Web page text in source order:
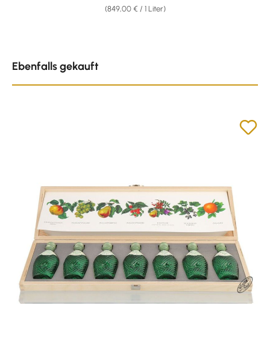
(849,00 € / 1 Liter)
Ebenfalls gekauft